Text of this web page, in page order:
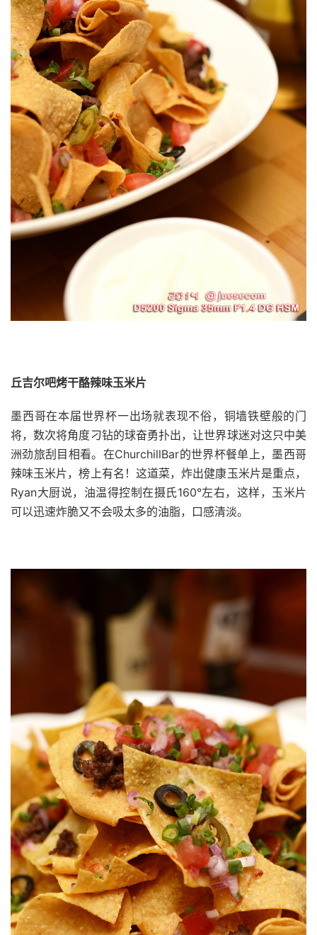
丘吉尔吧烤干酪辣味玉米片
墨西哥在本届世界杯一出场就表现不俗，铜墙铁壁般的门
将，数次将角度刁钻的球奋勇扑出，让世界球迷对这只中美
洲劲旅刮目相看。在ChurchillBar的世界杯餐单上，墨西哥
辣味玉米片，榜上有名！这道菜，炸出健康玉米片是重点，
Ryan大厨说，油温得控制在摄氏160°左右，这样，玉米片
可以迅速炸脆又不会吸太多的油脂，口感清淡。